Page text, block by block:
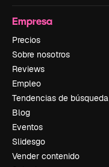
Empresa
Precios
Sobre nosotros
Reviews
Empleo
Tendencias de búsqueda
Blog
Eventos
Slidesgo
Vender contenido